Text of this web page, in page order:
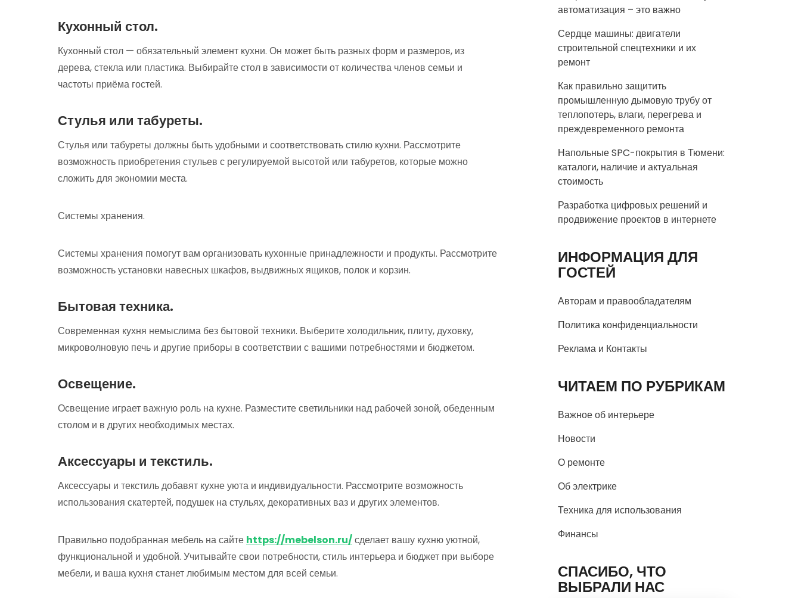
Кухонный стол.
Кухонный стол — обязательный элемент кухни. Он может быть разных форм и размеров, из
дерева, стекла или пластика. Выбирайте стол в зависимости от количества членов семьи и
частоты приёма гостей.
Стулья или табуреты.
Стулья или табуреты должны быть удобными и соответствовать стилю кухни. Рассмотрите
возможность приобретения стульев с регулируемой высотой или табуретов, которые можно
сложить для экономии места.
Системы хранения.
Системы хранения помогут вам организовать кухонные принадлежности и продукты. Рассмотрите
возможность установки навесных шкафов, выдвижных ящиков, полок и корзин.
Бытовая техника.
Современная кухня немыслима без бытовой техники. Выберите холодильник, плиту, духовку,
микроволновую печь и другие приборы в соответствии с вашими потребностями и бюджетом.
Освещение.
Освещение играет важную роль на кухне. Разместите светильники над рабочей зоной, обеденным
столом и в других необходимых местах.
Аксессуары и текстиль.
Аксессуары и текстиль добавят кухне уюта и индивидуальности. Рассмотрите возможность
использования скатертей, подушек на стульях, декоративных ваз и других элементов.
Правильно подобранная мебель на сайте https://mebelson.ru/сделает вашу кухню уютной,
функциональной и удобной. Учитывайте свои потребности, стиль интерьера и бюджет при выборе
мебели, и ваша кухня станет любимым местом для всей семьи.
автоматизация – это важно
Сердце машины: двигатели
строительной спецтехники и их
ремонт
Как правильно защитить
промышленную дымовую трубу от
теплопотерь, влаги, перегрева и
преждевременного ремонта
Напольные SPC-покрытия в Тюмени:
каталоги, наличие и актуальная
стоимость
Разработка цифровых решений и
продвижение проектов в интернете
ИНФОРМАЦИЯ ДЛЯ
ГОСТЕЙ
Авторам и правообладателям
Политика конфиденциальности
Реклама и Контакты
ЧИТАЕМ ПО РУБРИКАМ
Важное об интерьере
Новости
О ремонте
Об электрике
Техника для использования
Финансы
СПАСИБО, ЧТО
ВЫБРАЛИ НАС